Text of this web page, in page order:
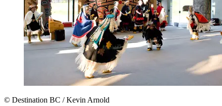
© Destination BC / Kevin Arnold